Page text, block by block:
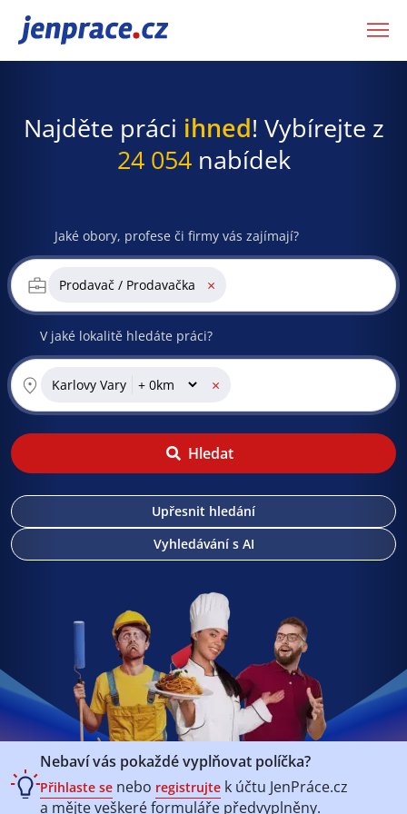
JenPráce.cz
Najděte práci ihned! Vybírejte z
24 054nabídek
Jaké obory, profese či firmy vás zajímají?
Prodavač / Prodavačka ×
V jaké lokalitě hledáte práci?
Karlovy Vary ×
Hledat
Upřesnit hledání
Vyhledávání s AI
Nebaví vás pokaždé vyplňovat políčka?
Přihlaste se nebo registrujte k účtu JenPráce.cz
a mějte veškeréformuláře předvyplněny.